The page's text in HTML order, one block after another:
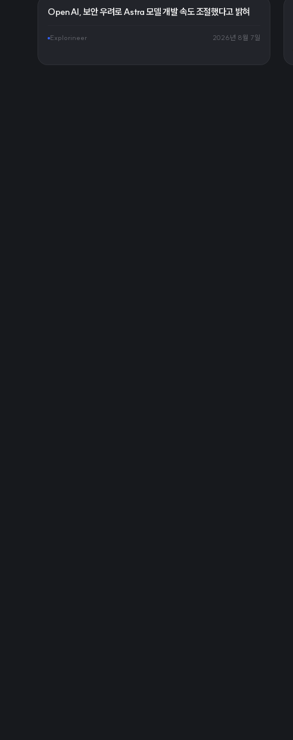
OpenAI, 보안 우려로 Astra 모델 개발 속도 조절했다고 밝혀
Explorineer 2026년 8월 7일